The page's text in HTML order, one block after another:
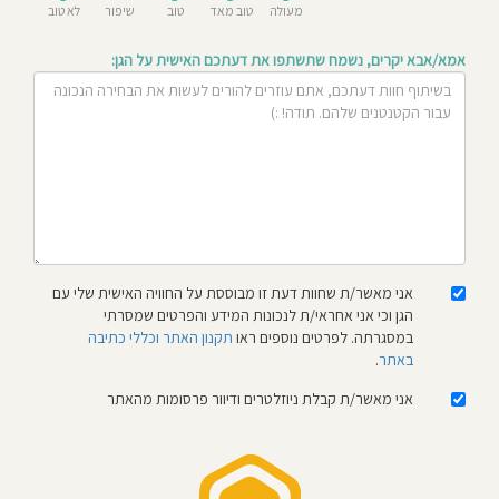
מעולה טוב מאד טוב
שיפור
לא טוב
אמא/אבא יקרים, נשמח שתשתפו את דעתכם האישית על הגן:
אני מאשר/ת שחוות דעת זו מבוססת על החוויה האישית שלי עם
הגן וכי אני אחראי/ת לנכונות המידע והפרטים שמסרתי
במסגרתה. לפרטים נוספים ראו תקנון האתר וכללי כתיבה
באתר.
אני מאשר/ת קבלת ניוזלטרים ודיוור פרסומות מהאתר